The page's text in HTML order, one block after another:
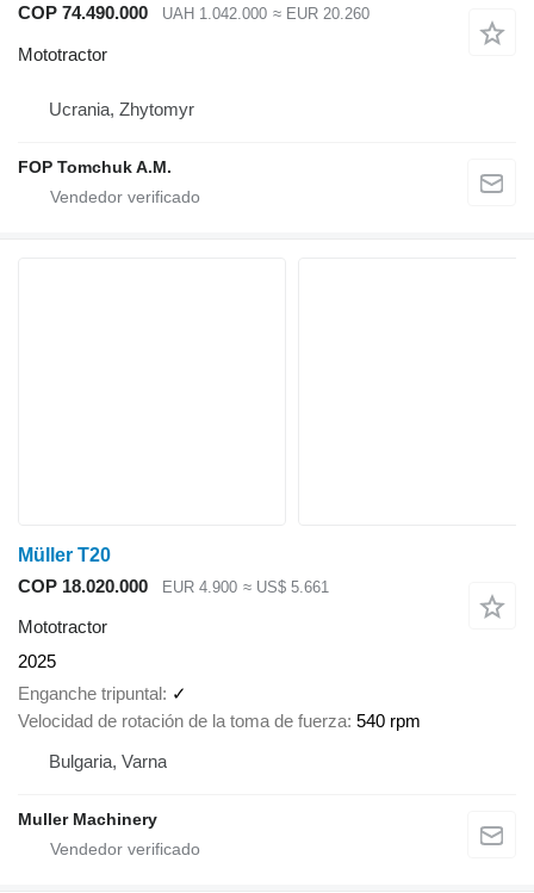
COP 74.490.000
UAH 1.042.000 ≈ EUR 20.260
Mototractor
Ucrania, Zhytomyr
FOP Tomchuk A.M.
Müller T20
COP 18.020.000
EUR 4.900 ≈ US$ 5.661
Mototractor
2025
Enganche tripuntal ✓
Velocidad de rotación de la toma de fuerza 540 rpm
Bulgaria, Varna
Muller Machinery